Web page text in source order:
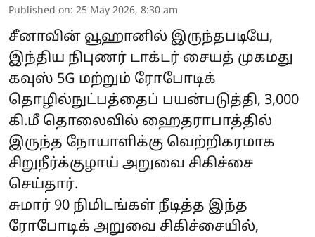
Published on: 25 May 2026, 8:30 am
சீனாவின் வூஹானில் இருந்தபடியே,
இந்திய நிபுணர் டாக்டர் சையத் முகமது
கவுஸ் 5G மற்றும் ரோபோடிக்
தொழில்நுட்பத்தைப் பயன்படுத்தி, 3,000
கி.மீ தொலைவில் ஹைதராபாத்தில்
இருந்த நோயாளிக்கு வெற்றிகரமாக
சிறுநீர்க்குழாய் அறுவை சிகிச்சை
செய்தார்.
சுமார் 90 நிமிடங்கள் நீடித்த இந்த
ரோபோடிக் அறுவை சிகிச்சையில்,